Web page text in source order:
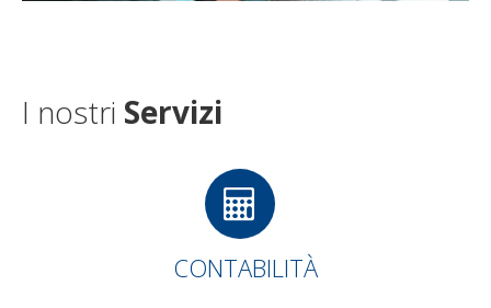
I nostri Servizi
CONTABILITÀ